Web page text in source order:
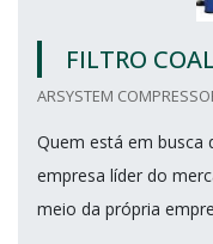
FILTRO
ARSYSTEM
Quem está em busca
empresa líder do
meio da própria